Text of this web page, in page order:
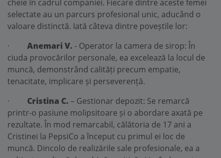
cheie în cadrul companiei. Fiecare dintre aceste femei
selectate au un parcurs profesional unic, aducând o
valoare distinctă. Iată câteva dintre poveștile lor:
· Anemari V. - Operator la camera de sirop: În
ciuda provocărilor personale, ea excelează la locul de
muncă, demonstrând calități precum empatie,
tenacitate, implicare și perseverență.
· Cristina C. – Gestionar depozit: Se remarcă
printr-o pasiune molipsitoare și o abordare axată pe
rezultate. În mod remarcabil, călătoria de 17 ani a
Cristinei la PepsiCo a început cu primul ei loc de
muncă. Dincolo de realizările sale profesionale, ea a